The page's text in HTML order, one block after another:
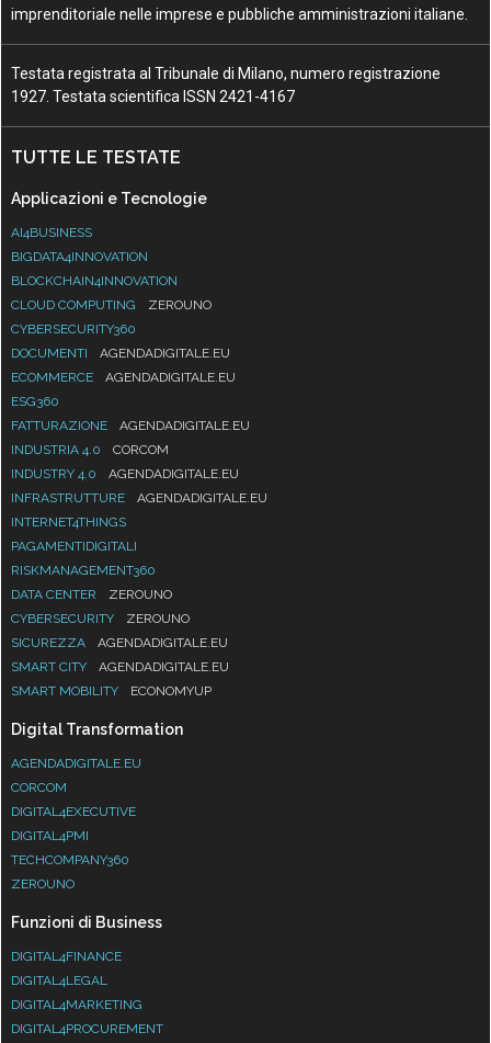
imprenditoriale nelle imprese e pubbliche amministrazioni italiane.
Testata registrata al Tribunale di Milano, numero registrazione
1927. Testata scientifica ISSN 2421-4167
TUTTE LE TESTATE
Applicazioni e Tecnologie
AI4BUSINESS
BIGDATA4INNOVATION
BLOCKCHAIN4INNOVATION
CLOUD COMPUTING
ZEROUNO
CYBERSECURITY360
DOCUMENTI
AGENDADIGITALE.EU
ECOMMERCE
AGENDADIGITALE.EU
ESG360
FATTURAZIONE
AGENDADIGITALE.EU
INDUSTRIA 4.0
CORCOM
INDUSTRY 4.0
AGENDADIGITALE.EU
INFRASTRUTTURE
AGENDADIGITALE.EU
INTERNET4THINGS
PAGAMENTIDIGITALI
RISKMANAGEMENT360
DATA CENTER
ZEROUNO
CYBERSECURITY
ZEROUNO
SICUREZZA
AGENDADIGITALE.EU
SMART CITY
AGENDADIGITALE.EU
SMART MOBILITY
ECONOMYUP
Digital Transformation
AGENDADIGITALE.EU
CORCOM
DIGITAL4EXECUTIVE
DIGITAL4PMI
TECHCOMPANY360
ZEROUNO
Funzioni di Business
DIGITAL4FINANCE
DIGITAL4LEGAL
DIGITAL4MARKETING
DIGITAL4PROCUREMENT